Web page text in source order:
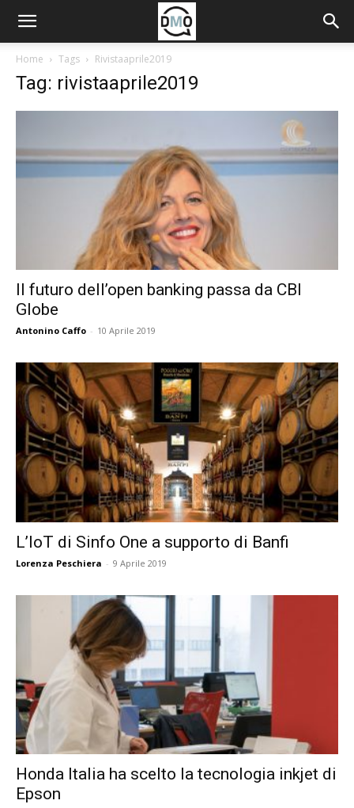
Home Tags Rivistaaprile2019
Tag: rivistaaprile2019
Il futuro dell’open banking passa da CBI
Globe
Antonino Caffo - 10 Aprile 2019
L’IoT di Sinfo One a supporto di Banfi
Lorenza Peschiera - 9 Aprile 2019
Honda Italia ha scelto la tecnologia inkjet di
Epson